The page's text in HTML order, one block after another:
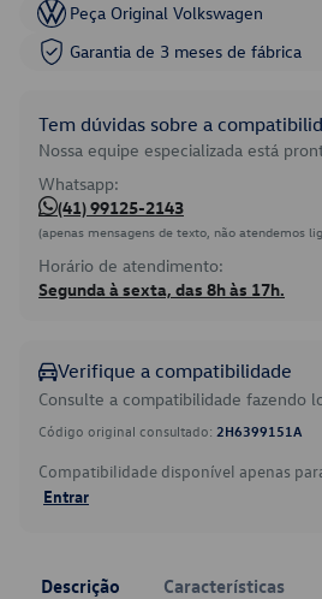
Peça Original Volkswagen
Garantia de 3 meses de fábrica
Tem dúvidas sobre a
Nossa equipe especializada está
Whatsapp:
(41) 99125-2143
(apenas mensagens de texto, não atendemos
Horário de atendimento:
Segunda à sexta, das 8h às 17h.
Verifique a compatibilidade
Consulte a compatibilidade fazendo
Código original consultado: 2H6399151A
Compatibilidade disponível apenas
Entrar
Descrição Características